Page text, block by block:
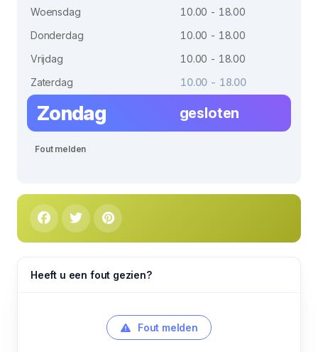
Woensdag
10.00 - 18.00
Donderdag
10.00 - 18.00
Vrijdag
10.00 - 18.00
Zaterdag
10.00 - 18.00
Zondag gesloten
Fout melden
Heeft u een fout gezien?
Fout melden